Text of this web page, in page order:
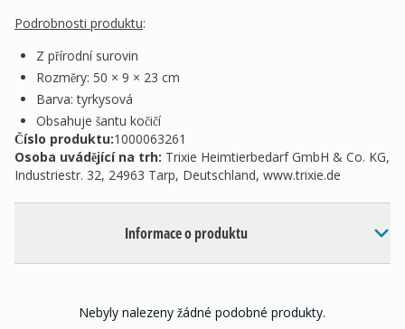
Podrobnosti produktu:
Z přírodní surovin
Rozměry: 50 × 9 × 23 cm
Barva: tyrkysová
Obsahuje šantu kočičí
Číslo produktu:1000063261
Osoba uvádějící na trh: Trixie Heimtierbedarf GmbH & Co. KG,
Industriestr. 32, 24963 Tarp, Deutschland, www.trixie.de
Informace o produktu
Nebyly nalezeny žádné podobné produkty.